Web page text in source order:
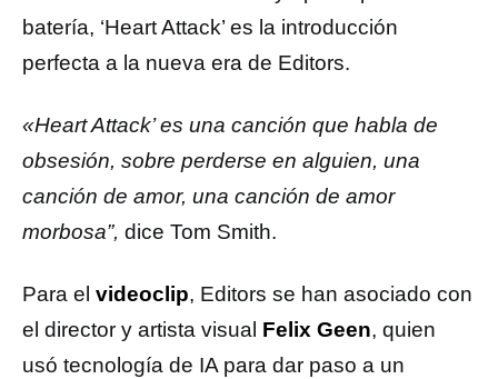
batería, ‘Heart Attack’ es la introducción
perfecta a la nueva era de Editors.
«Heart Attack’ es una canción que habla de
obsesión, sobre perderse en alguien, una
canción de amor, una canción de amor
morbosa”, dice Tom Smith.
Para el videoclip, Editors se han asociado con
el director y artista visual Felix Geen, quien
usó tecnología de IA para dar paso a un